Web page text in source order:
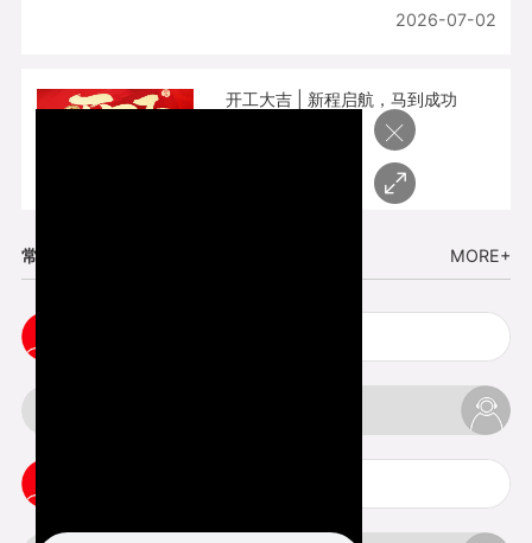
2026-07-02
开工大吉 | 新程启航，马到成功
常见问题 MORE+
×